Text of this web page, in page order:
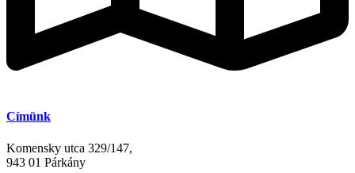
Címünk
Komensky utca 329/147,
943 01 Párkány